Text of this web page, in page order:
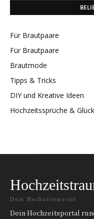
Für Brautpaare
Für Brautpaare
Brautmode
Tipps & Tricks
DIY und Kreative Ideen
Hochzeitssprüche &
Dein Hochzeitsportal
Dein Hochzeitsportal